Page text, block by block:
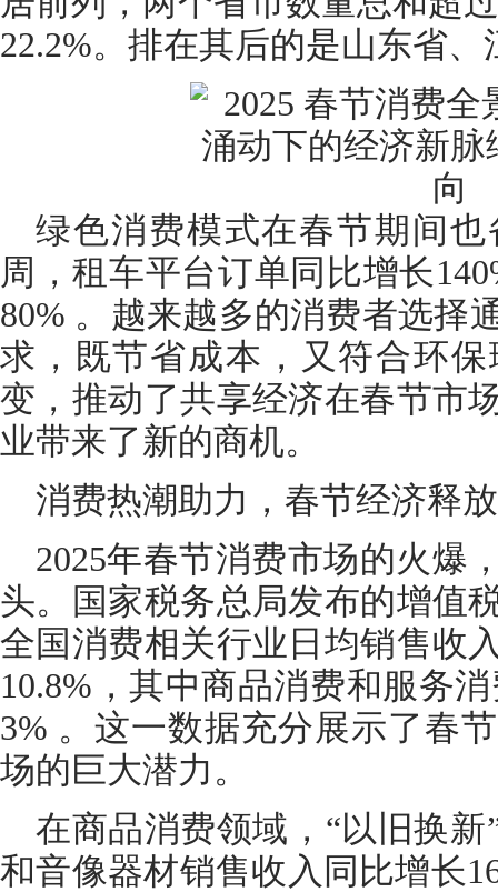
22.2%。排在其后的是山东省
绿色消费模式在春节期间
周，租车平台订单同比增长
80% 。越来越多的消费者选择
求，既节省成本，又符合环
变，推动了共享经济在春节市
业带来了新的商机。
消费热潮助力，春节经济释
2025年春节消费市场的火爆
头。国家税务总局发布的增值
全国消费相关行业日均销售收
10.8%，其中商品消费和服务
3% 。这一数据充分展示了春
场的巨大潜力。
在商品消费领域，“以旧换
和音像器材销售收入同比增长